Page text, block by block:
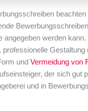
beachten
angegeben werden
professionelle
und Vermeidung von
der sich gut
und in